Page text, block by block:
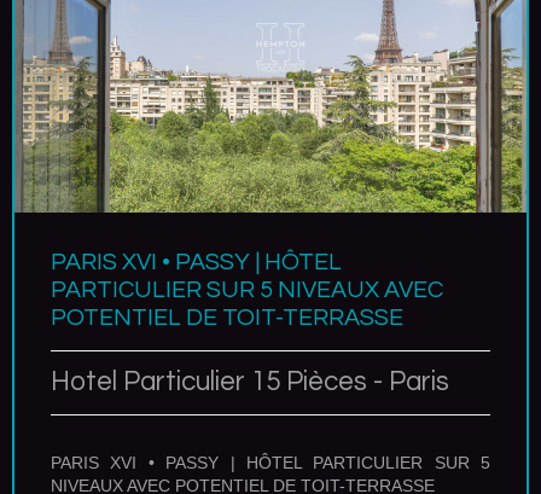
PARIS XVI • PASSY | HÔTEL
PARTICULIER SUR 5 NIVEAUX AVEC
POTENTIEL DE TOIT-TERRASSE
Hotel Particulier 15 Pièces - Paris
PARIS XVI • PASSY | HÔTEL PARTICULIER SUR 5
NIVEAUX AVEC POTENTIEL DE TOIT-TERRASSE